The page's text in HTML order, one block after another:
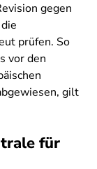
gegen
prüfen. So
vor den
gilt
für